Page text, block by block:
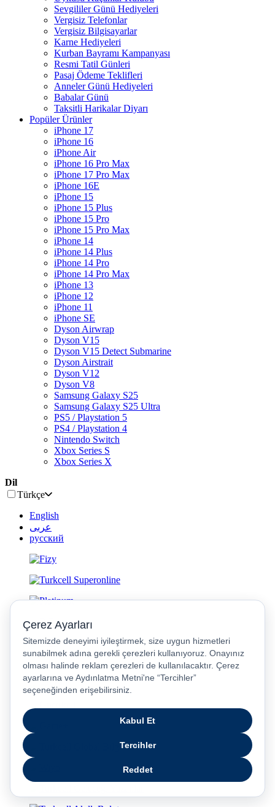
Sevgililer Günü Hediyeleri
Vergisiz Telefonlar
Vergisiz Bilgisayarlar
Karne Hediyeleri
Kurban Bayramı Kampanyası
Resmi Tatil Günleri
Pasaj Ödeme Teklifleri
Anneler Günü Hediyeleri
Babalar Günü
Taksitli Harikalar Diyarı
Popüler Ürünler
iPhone 17
iPhone 16
iPhone Air
iPhone 16 Pro Max
iPhone 17 Pro Max
iPhone 16E
iPhone 15
iPhone 15 Plus
iPhone 15 Pro
iPhone 15 Pro Max
iPhone 14
iPhone 14 Plus
iPhone 14 Pro
iPhone 14 Pro Max
iPhone 13
iPhone 12
iPhone 11
iPhone SE
Dyson Airwrap
Dyson V15
Dyson V15 Detect Submarine
Dyson Airstrait
Dyson V12
Dyson V8
Samsung Galaxy S25
Samsung Galaxy S25 Ultra
PS5 / Playstation 5
PS4 / Playstation 4
Nintendo Switch
Xbox Series S
Xbox Series X
Dil
Türkçe
English
عربى
русский